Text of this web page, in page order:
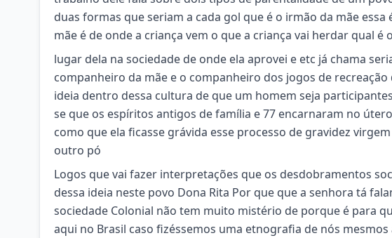
duas formas que seriam a cada gol que é o irmão da mãe
mãe é de onde a criança vem o que a criança vai herdar qual é o
lugar dela na sociedade de onde ela aprovei e etc já chama
companheiro da mãe e o companheiro dos jogos de
ideia dentro dessa cultura de que um homem seja
se que os espíritos antigos de família e 77 encarnaram no
como que ela ficasse grávida esse processo de gravidez
outro pó
Logos que vai fazer interpretações que os desdobramentos
dessa ideia neste povo Dona Rita Por que que a senhora tá
sociedade Colonial não tem muito mistério de porque é para
aqui no Brasil caso fizéssemos uma etnografia de nós